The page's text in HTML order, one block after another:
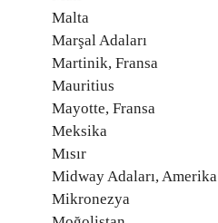
Malta
Marşal Adaları
Martinik, Fransa
Mauritius
Mayotte, Fransa
Meksika
Mısır
Midway Adaları, Amerika
Mikronezya